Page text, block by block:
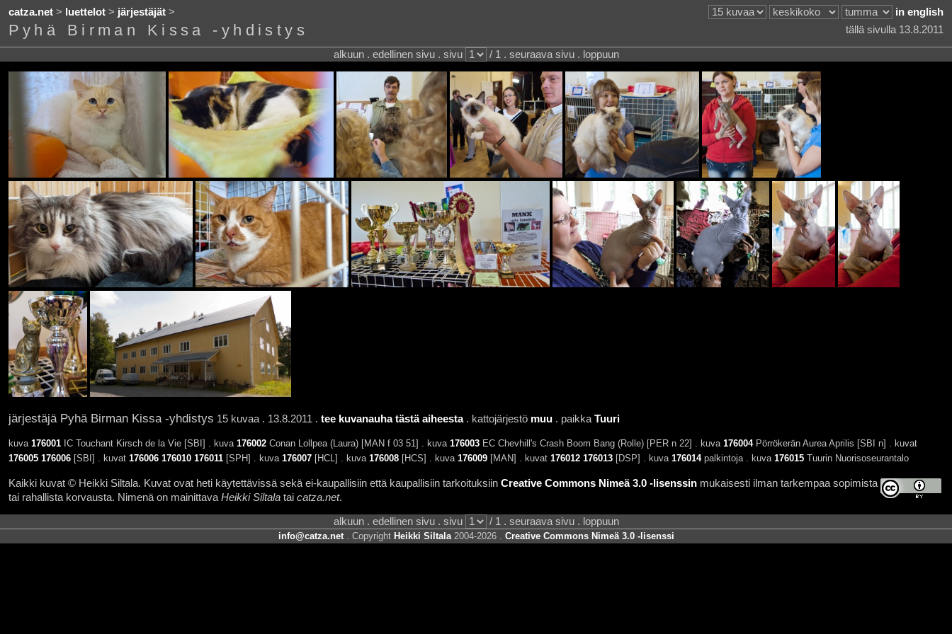
catza.net> luettelot> järjestäjät> in english
Pyhä Birman Kissa -yhdistys tällä sivulla 13.8.2011
alkuun . edellinen sivu . sivu / 1 . seuraava sivu . loppuun
järjestäjä Pyhä Birman Kissa -yhdistys 15 kuvaa . 13.8.2011 . tee kuvanauha tästä aiheesta. kattojärjestö muu. paikka Tuuri
kuva 176001IC Touchant Kirsch de la Vie [SBI] . kuva 176002Conan Lollpea (Laura) [MAN f 03 51] . kuva 176003EC Chevhill's Crash Boom Bang (Rolle) [PER n 22] . kuva 176004Pörrökerän Aurea Aprilis [SBI n] . kuvat
176005 176006[SBI] . kuvat 176006 176010 176011[SPH] . kuva 176007[HCL] . kuva 176008[HCS] . kuva 176009[MAN] . kuvat 176012 176013[DSP] . kuva 176014palkintoja . kuva 176015Tuurin Nuorisoseurantalo
Kaikki kuvat © Heikki Siltala. Kuvat ovat heti käytettävissä sekä ei-kaupallisiin että kaupallisiin tarkoituksiin Creative Commons Nimeä 3.0 -lisenssinmukaisesti ilman tarkempaa sopimista
tai rahallista korvausta. Nimenä on mainittava Heikki Siltalatai catza.net.
alkuun . edellinen sivu . sivu / 1 . seuraava sivu . loppuun
info@catza.net. Copyright Heikki Siltala2004-2026 . Creative Commons Nimeä 3.0 -lisenssi